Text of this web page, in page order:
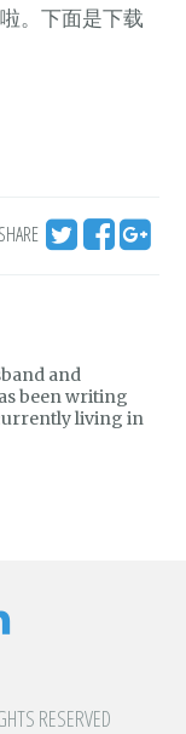
。下面是下载
SHARE
and
been writing
living in
RESERVED